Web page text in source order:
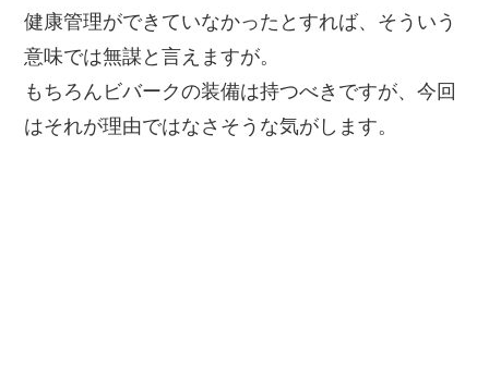
健康管理ができていなかったとすれば、そういう
意味では無謀と言えますが。
もちろんビバークの装備は持つべきですが、今回
はそれが理由ではなさそうな気がします。